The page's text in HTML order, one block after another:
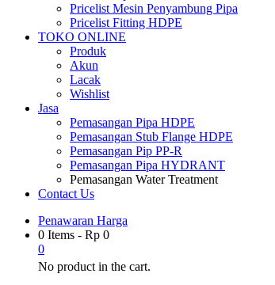
Pricelist Mesin Penyambung Pipa
Pricelist Fitting HDPE
TOKO ONLINE
Produk
Akun
Lacak
Wishlist
Jasa
Pemasangan Pipa HDPE
Pemasangan Stub Flange HDPE
Pemasangan Pip PP-R
Pemasangan Pipa HYDRANT
Pemasangan Water Treatment
Contact Us
Penawaran Harga
0 Items - Rp 0
0
No product in the cart.